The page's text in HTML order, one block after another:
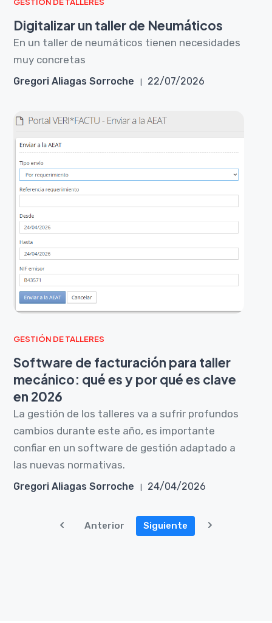
Digitalizar un taller de Neumáticos
En un taller de neumáticos tienen necesidades
muy concretas
Gregori Aliagas Sorroche 22/07/2026
GESTIÓN DE TALLERES
Software de facturación para taller
mecánico: qué es y por qué es clave
en 2026
La gestión de los talleres va a sufrir profundos
cambios durante este año, es importante
confiar en un software de gestión adaptado a
las nuevas normativas.
Gregori Aliagas Sorroche 24/04/2026
Anterior Siguiente